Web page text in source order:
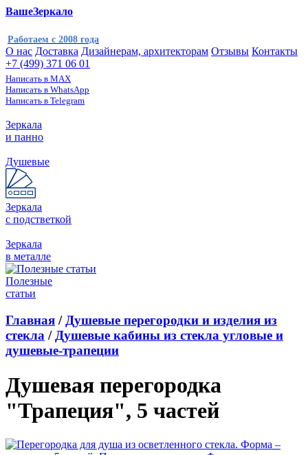
ВашеЗеркало
Работаем с 2008 года
О нас Доставка Дизайнерам, архитекторам Отзывы Контакты
+7 (499) 371 06 01
Написать в MAX
Написать в WhatsApp
Написать в Telegram
Зеркала
и панно
Душевые
Зеркала
с подстветкой
Зеркала
в металле
Полезные
статьи
Главная / Душевые перегородки и изделия из
стекла / Душевые кабины из стекла угловые и
душевые-трапеции
Душевая перегородка
"Трапеция", 5 частей